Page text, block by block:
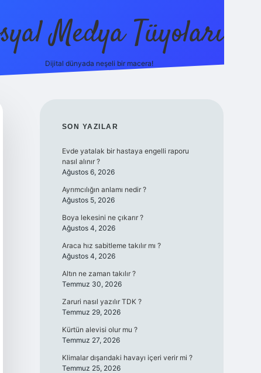
Medya Tüyoları
Dijital dünyada neşeli bir macera!
SIDEBAR
SON YAZILAR
Evde yatalak bir hastaya engelli raporu
nasıl alınır ?
Ağustos 6, 2026
Ayrımcılığın anlamı nedir ?
Ağustos 5, 2026
Boya lekesini ne çıkarır ?
Ağustos 4, 2026
Araca hız sabitleme takılır mı ?
Ağustos 4, 2026
Altın ne zaman takılır ?
Temmuz 30, 2026
Zaruri nasıl yazılır TDK ?
Temmuz 29, 2026
Kürtün alevisi olur mu ?
Temmuz 27, 2026
Klimalar dışarıdaki havayı içeri verir mi ?
Temmuz 25, 2026